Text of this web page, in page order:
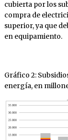
cubierta por los
compra de
superior, ya que
en equipamiento.
Gráfico 2:
energía, en